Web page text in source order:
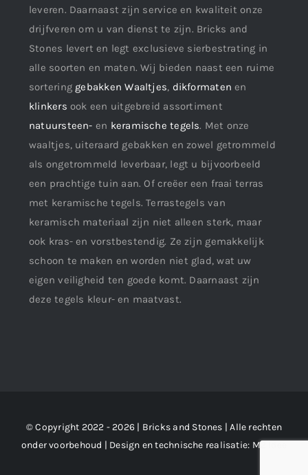
leveren. Daarnaast zijn service en kwaliteit onze
drijfveren om u van dienst te zijn. Bricks and
Stones levert en legt exclusieve sierbestrating in
alle soorten en maten. Wij bieden naast een ruime
sortering gebakken Waaltjes, dikformaten en
klinkers ook een uitgebreid assortiment
natuursteen- en keramische tegels. Met onze
waaltjes, uiteraard gebakken en zowel getrommeld
als ongetrommeld leverbaar, legt u bijvoorbeeld
een prachtige tuin aan. Of creëer een fraai terras
met keramische tegels. Terrastegels van
keramisch materiaal zijn niet alleen sterk, maar
ook kras- en vorstbestendig. Ze zijn gemakkelijk
schoon te maken en worden niet glad, wat uw
eigen veiligheid ten goede komt. Daarnaast zijn
deze tegels kleur- en maatvast.
© Copyright 2022 - 2026 | Bricks and Stones | Alle rechten
onder voorbehoud | Design en technische realisatie: M2 !dee